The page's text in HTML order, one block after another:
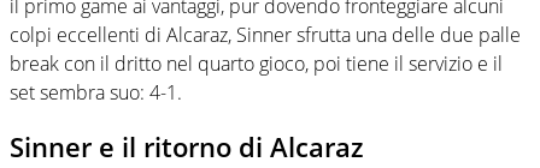
il primo game ai vantaggi, pur dovendo fronteggiare alcuni
colpi eccellenti di Alcaraz, Sinner sfrutta una delle due palle
break con il dritto nel quarto gioco, poi tiene il servizio e il
set sembra suo: 4-1.
Sinner e il ritorno di Alcaraz